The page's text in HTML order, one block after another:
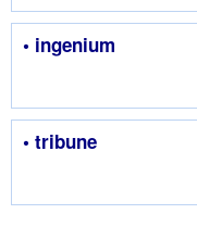
• ingenium
• tribune